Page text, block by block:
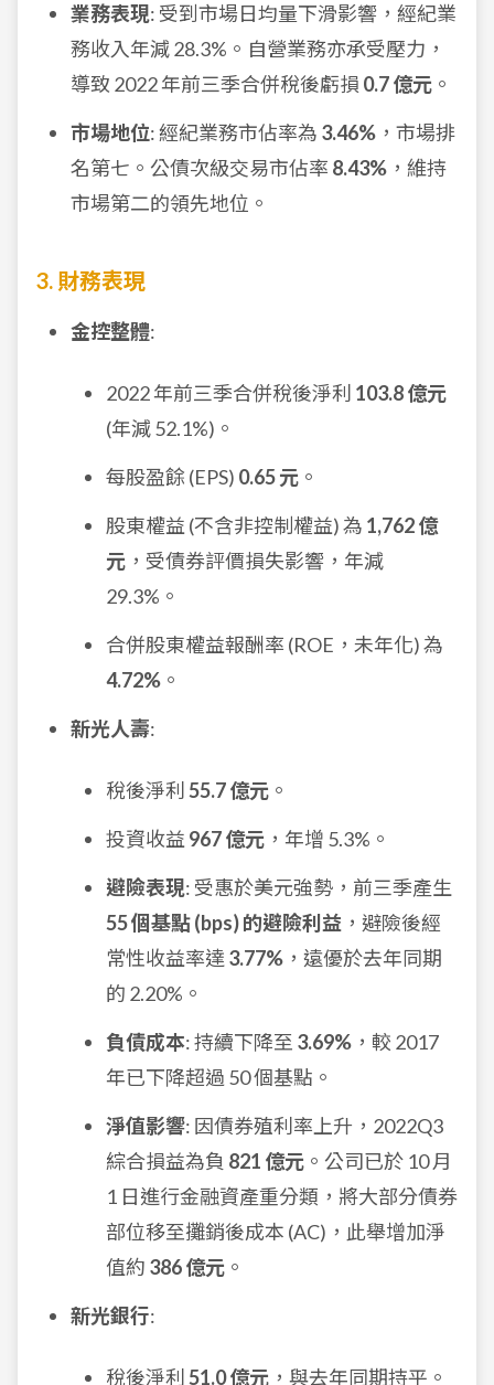
業務表現: 受到市場日均量下滑影響，經紀業
務收入年減 28.3%。自營業務亦承受壓力，
導致 2022 年前三季合併稅後虧損 0.7 億元 。
市場地位: 經紀業務市佔率為 3.46% ，市場排
名第七。公債次級交易市佔率 8.43% ，維持
市場第二的領先地位。
3. 財務表現
金控整體:
2022 年前三季合併稅後淨利 103.8 億元
(年減 52.1%)。
每股盈餘 (EPS) 0.65 元 。
股東權益 (不含非控制權益) 為 1,762 億
元 ，受債券評價損失影響，年減
29.3%。
合併股東權益報酬率 (ROE，未年化) 為
4.72% 。
新光人壽:
稅後淨利 55.7 億元 。
投資收益 967 億元 ，年增 5.3%。
避險表現: 受惠於美元強勢，前三季產生
55 個基點 (bps) 的避險利益 ，避險後經
常性收益率達 3.77% ，遠優於去年同期
的 2.20%。
負債成本: 持續下降至 3.69% ，較 2017
年已下降超過 50 個基點。
淨值影響: 因債券殖利率上升，2022Q3
綜合損益為負 821 億元 。公司已於 10 月
1 日進行金融資產重分類，將大部分債券
部位移至攤銷後成本 (AC)，此舉增加淨
值約 386 億元 。
新光銀行:
稅後淨利 51.0 億元 ，與去年同期持平。